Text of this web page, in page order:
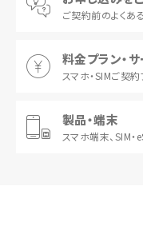
ご契約前のよくあ
料金プラン・
スマホ・SIMご契約
製品・端末
スマホ端末、 SIM・